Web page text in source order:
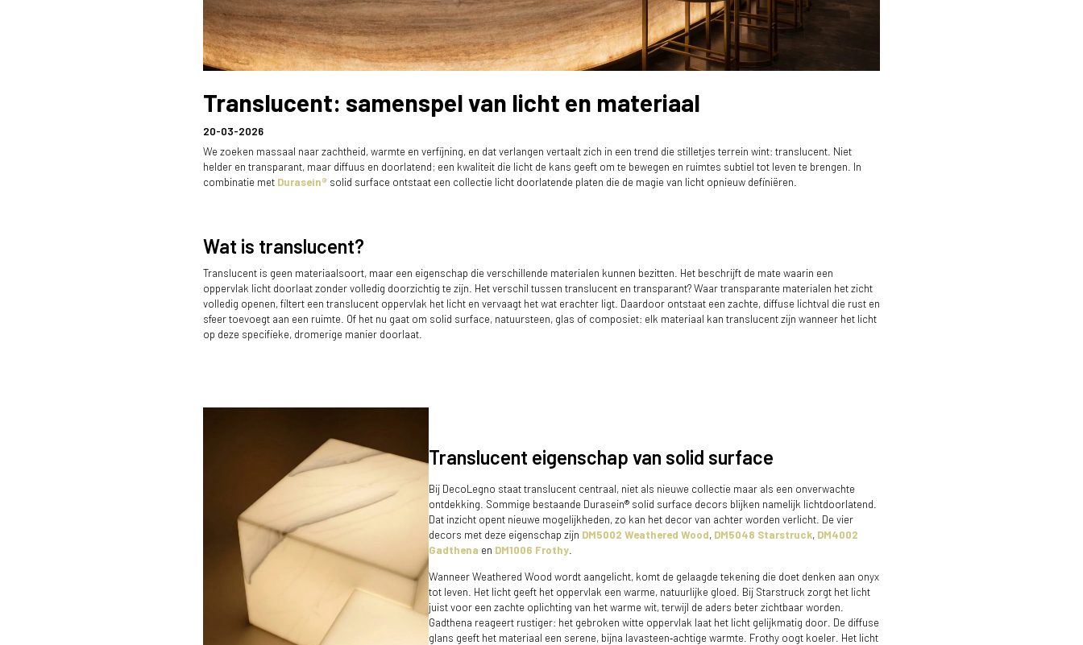
Translucent: samenspel van licht en materiaal
20-03-2026
We zoeken massaal naar zachtheid, warmte en verfijning, en dat verlangen vertaalt zich in een trend die stilletjes terrein wint: translucent. Niet
helder en transparant, maar diffuus en doorlatend; een kwaliteit die licht de kans geeft om te bewegen en ruimtes subtiel tot leven te brengen. In
combinatie met Durasein® solid surface ontstaat een collectie licht doorlatende platen die de magie van licht opnieuw definiëren.
Wat is translucent?
Translucent is geen materiaalsoort, maar een eigenschap die verschillende materialen kunnen bezitten. Het beschrijft de mate waarin een
oppervlak licht doorlaat zonder volledig doorzichtig te zijn. Het verschil tussen translucent en transparant? Waar transparante materialen het zicht
volledig openen, filtert een translucent oppervlak het licht en vervaagt het wat erachter ligt. Daardoor ontstaat een zachte, diffuse lichtval die rust en
sfeer toevoegt aan een ruimte. Of het nu gaat om solid surface, natuursteen, glas of composiet: elk materiaal kan translucent zijn wanneer het licht
op deze specifieke, dromerige manier doorlaat.
Translucent eigenschap van solid surface
Bij DecoLegno staat translucent centraal, niet als nieuwe collectie maar als een onverwachte
ontdekking. Sommige bestaande Durasein® solid surface decors blijken namelijk lichtdoorlatend.
Dat inzicht opent nieuwe mogelijkheden, zo kan het decor van achter worden verlicht. De vier
decors met deze eigenschap zijn DM5002 Weathered Wood, DM5048 Starstruck, DM4002
Gadthena en DM1006 Frothy.
Wanneer Weathered Wood wordt aangelicht, komt de gelaagde tekening die doet denken aan onyx
tot leven. Het licht geeft het oppervlak een warme, natuurlijke gloed. Bij Starstruck zorgt het licht
juist voor een zachte oplichting van het warme wit, terwijl de aders beter zichtbaar worden.
Gadthena reageert rustiger: het gebroken witte oppervlak laat het licht gelijkmatig door. De diffuse
glans geeft het materiaal een serene, bijna lavasteen‑achtige warmte. Frothy oogt koeler. Het licht